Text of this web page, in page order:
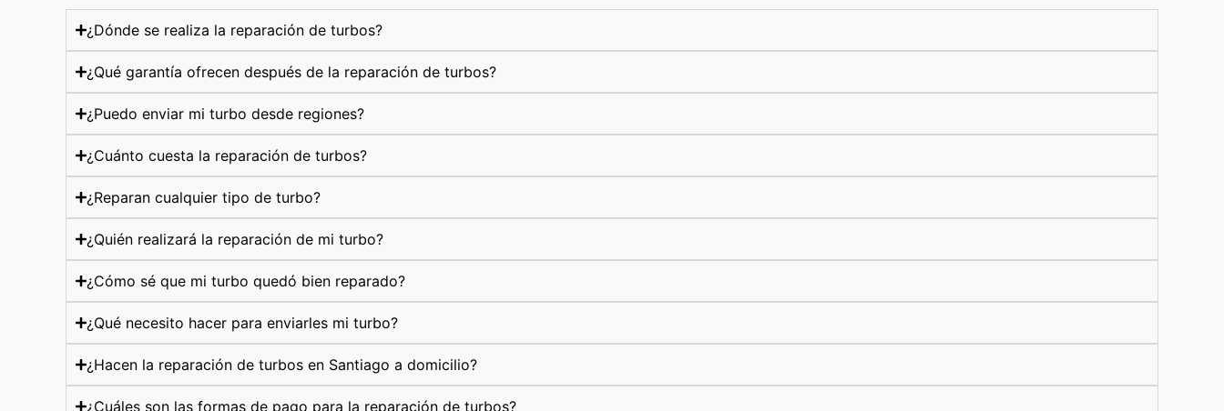
¿Dónde se realiza la reparación de turbos?
¿Qué garantía ofrecen después de la reparación de turbos?
¿Puedo enviar mi turbo desde regiones?
¿Cuánto cuesta la reparación de turbos?
¿Reparan cualquier tipo de turbo?
¿Quién realizará la reparación de mi turbo?
¿Cómo sé que mi turbo quedó bien reparado?
¿Qué necesito hacer para enviarles mi turbo?
¿Hacen la reparación de turbos en Santiago a domicilio?
¿Cuáles son las formas de pago para la reparación de turbos?